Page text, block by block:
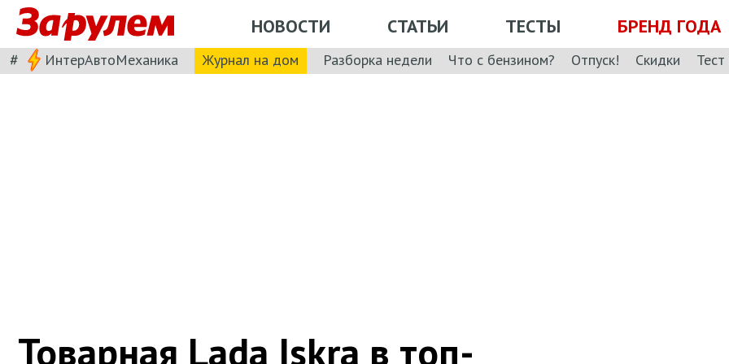
НОВОСТИ СТАТЬИ ТЕСТЫ БРЕНД ГОДА
# ИнтерАвтоМеханика Журнал на дом Разборка недели Что с бензином? Отпуск! Скидки
Товарная Lada Iskra в топ-